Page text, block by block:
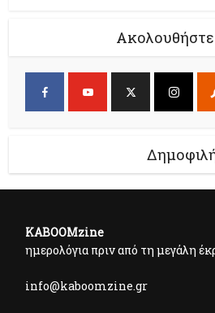
KABOOMzine
ημερολόγια πριν από τη μεγάλη
info@kaboomzine.gr